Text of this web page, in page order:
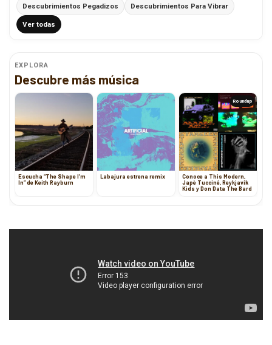
Descubrimientos Pegadizos Descubrimientos Para Vibrar
Ver todas
EXPLORA
Descubre más música
Escucha “The Shape I’m
In” de Keith Rayburn
Labajura estrena remix
Roundup
Conoce a This Modern,
Japè Tucciné, Reykjavik
Kids y Don Data The Bard